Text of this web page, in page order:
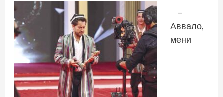
–
Аввало,
мени